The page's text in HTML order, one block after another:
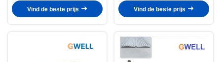
Vind de beste prijs
Vind de beste prijs